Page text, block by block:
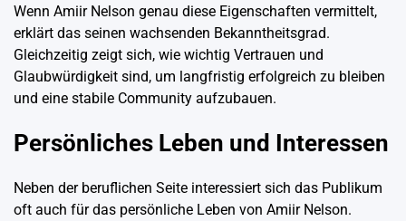
Wenn Amiir Nelson genau diese Eigenschaften vermittelt,
erklärt das seinen wachsenden Bekanntheitsgrad.
Gleichzeitig zeigt sich, wie wichtig Vertrauen und
Glaubwürdigkeit sind, um langfristig erfolgreich zu bleiben
und eine stabile Community aufzubauen.
Persönliches Leben und Interessen
Neben der beruflichen Seite interessiert sich das Publikum
oft auch für das persönliche Leben von Amiir Nelson.